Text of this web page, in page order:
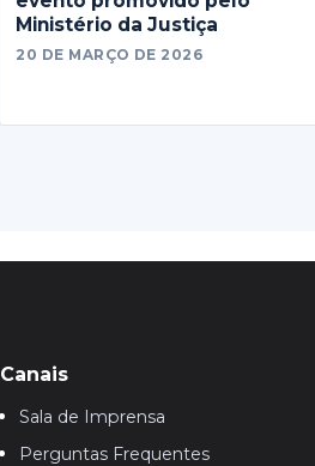
Ministério da Justiça
20 DE MARÇO DE 2026
Canais
Sala de Imprensa
Perguntas Frequentes